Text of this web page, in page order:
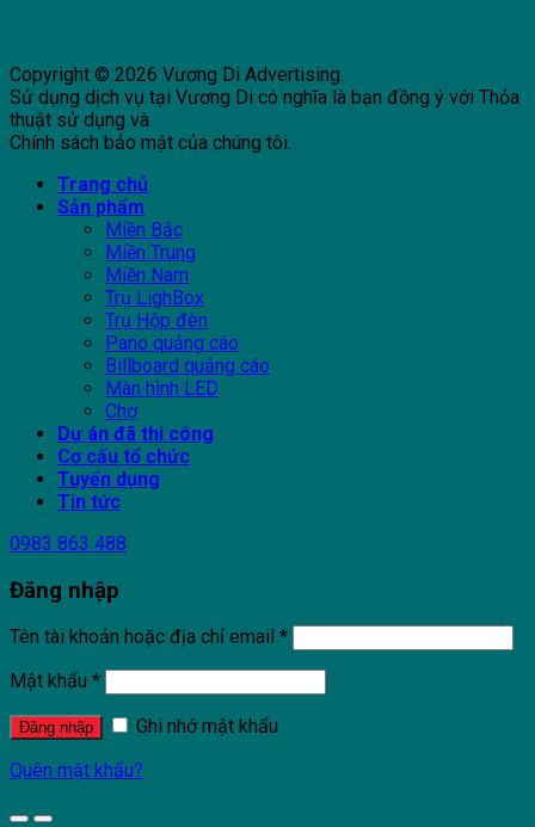
Copyright © 2026 Vương Di Advertising.
Sử dụng dịch vụ tại Vương Di có nghĩa là bạn đồng ý với Thỏa
thuật sử dụng và
Chính sách bảo mật của chúng tôi.
Trang chủ
Sản phẩm
Miền Bắc
Miền Trung
Miền Nam
Trụ LighBox
Trụ Hộp đèn
Pano quảng cáo
Billboard quảng cáo
Màn hình LED
Chợ
Dự án đã thi công
Cơ cấu tổ chức
Tuyển dụng
Tin tức
0983 863 488
Đăng nhập
Tên tài khoản hoặc địa chỉ email *
Mật khẩu *
Đăng nhập
Ghi nhớ mật khẩu
Quên mật khẩu?